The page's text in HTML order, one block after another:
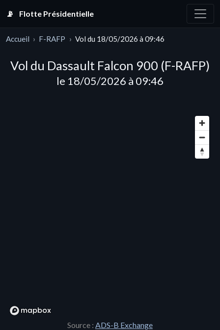
📡 Flotte Présidentielle
Accueil F-RAFP Vol du 18/05/2026 à 09:46
Vol du Dassault Falcon 900 (F-RAFP)
le 18/05/2026 à 09:46
Source : ADS-B Exchange